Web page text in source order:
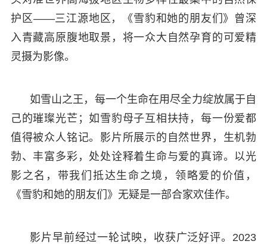
护区——三江源地区，《雪豹和她的朋友们》曾深
入青藏高原腹地取景，将一众大自然孕育的可爱精
灵摄为影像。
如雪山之王，每一个生命在用尽全力绽放属于自
己的璀璨光芒；如雪豹母子互相扶持，每一份爱都
值得被众人铭记。影片所展示的自然世界，生机勃
勃、丰富多彩，处处诠释着生命与爱的真谛。以光
影之名，带我们抵达生命之境，领略爱的价值，
《雪豹和她的朋友们》无疑是一部合家欢佳作。
影片早前经过一轮试映，收获广泛好评。2023